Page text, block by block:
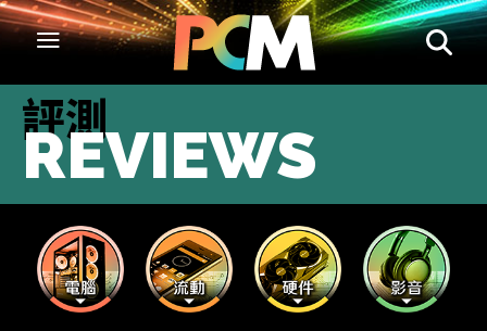
評測
REVIEWS